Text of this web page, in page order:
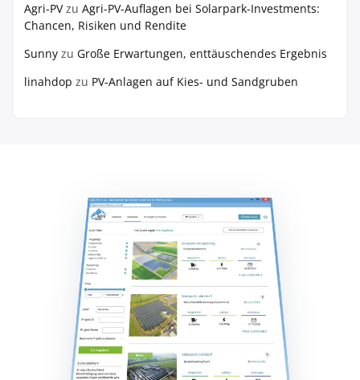
Agri-PVzu Agri-PV-Auflagen bei Solarpark-Investments:
Chancen, Risiken und Rendite
Sunny zu Große Erwartungen, enttäuschendes Ergebnis
linahdop zu PV‑Anlagen auf Kies- und Sandgruben